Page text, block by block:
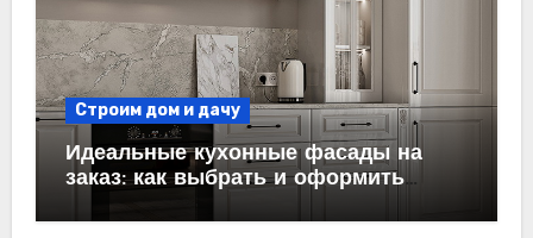
Строим дом и дачу
Идеальные кухонные фасады на
заказ: как выбрать и оформить